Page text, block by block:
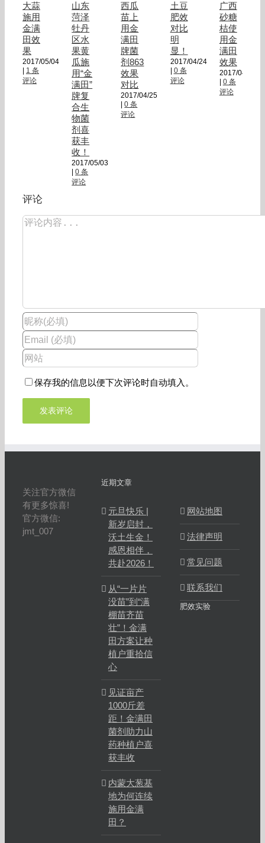
大蒜
施用
金满
田效
果
2017/05/04
1 条
评论
山东
菏泽
牡丹
区水
果黄
瓜施
用“金
满田”
牌复
合生
物菌
剂喜
获丰
收！
2017/05/03
0 条
评论
西瓜
苗上
用金
满田
牌菌
剂863
效果
对比
2017/04/25
0 条
评论
土豆
肥效
对比
明
显！
2017/04/24
0 条
评论
广西
砂糖
桔使
用金
满田
效果
2017/04/24
0 条
评论
评论
评
保存我的信息以便下次评论时自动填入。
关注官方微信
有更多惊喜!
官方微信:
jmt_007
近期文章
元旦快乐 |
新岁启封，
沃土生金！
感恩相伴，
共赴2026！
从“一片片
没苗”到“满
棚苗齐苗
壮”！金满
田方案让种
植户重拾信
心
见证亩产
1000斤差
距！金满田
菌剂助力山
药种植户喜
获丰收
内蒙大葱基
地为何连续
施用金满
田？
网站地图
法律声明
常见问题
联系我们
肥效实验